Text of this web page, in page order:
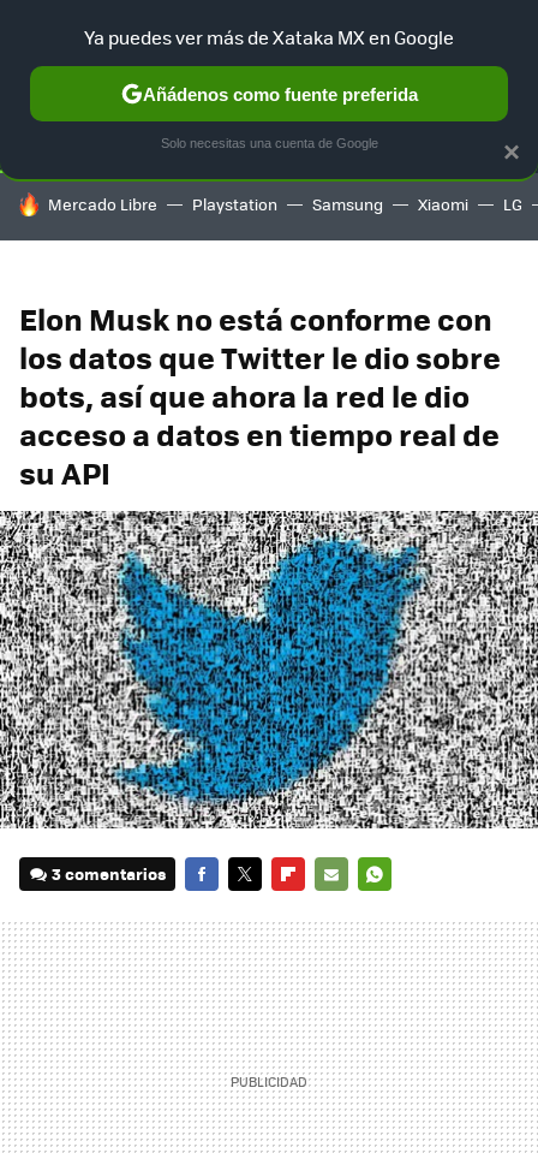
SELECCIÓN GAMING HOME AUTO TERRITORIO
HOY SE HABLA DE
Mercado Libre Playstation Samsung Xiaomi LG
Elon Musk no está conforme con
los datos que Twitter le dio sobre
bots, así que ahora la red le dio
acceso a datos en tiempo real de
su API
3 comentarios
MAIL
×
Ya puedes ver más de Xataka MX en Google
Añádenos como fuente preferida
Solo necesitas una cuenta de Google